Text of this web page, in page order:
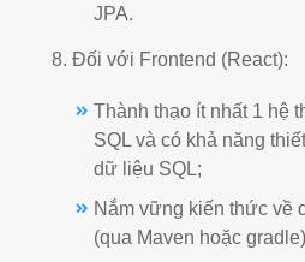
JPA.
8. Đối với Frontend (React):
Thành thạo ít nhất 1 hệ
SQL và có khả năng
dữ liệu SQL;
Nắm vững kiến thức về
(qua Maven hoặc